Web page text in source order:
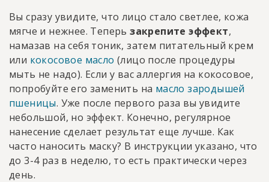
Вы сразу увидите, что лицо стало светлее, кожа
мягче и нежнее. Теперьзакрепите эффект,
намазав на себя тоник, затем питательный крем
или кокосовое масло (лицо после процедуры
мыть не надо). Если у вас аллергия на кокосовое,
попробуйте его заменить на масло зародышей
пшеницы. Уже после первого раза вы увидите
небольшой, но эффект. Конечно, регулярное
нанесение сделает результат еще лучше. Как
часто наносить маску? В инструкции указано, что
до 3-4 раз в неделю, то есть практически через
день.